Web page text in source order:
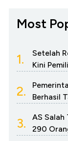
Most
1.
Setelah
Kini
2.
Berhasil
3.
AS Salah
290